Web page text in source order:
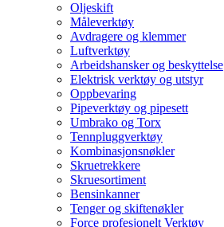
Oljeskift
Måleverktøy
Avdragere og klemmer
Luftverktøy
Arbeidshansker og beskyttelse
Elektrisk verktøy og utstyr
Oppbevaring
Pipeverktøy og pipesett
Umbrako og Torx
Tennpluggverktøy
Kombinasjonsnøkler
Skruetrekkere
Skruesortiment
Bensinkanner
Tenger og skiftenøkler
Force profesjonelt Verktøy